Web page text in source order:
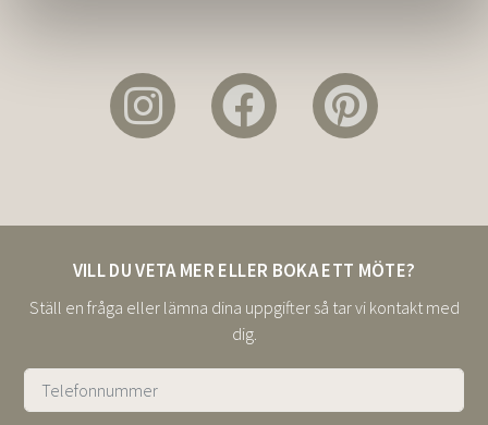
VILL DU VETA MER ELLER BOKA ETT MÖTE?
Ställ en fråga eller lämna dina uppgifter så tar vi kontakt med
dig.